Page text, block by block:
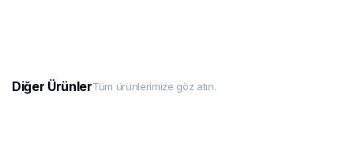
Diğer ÜrünlerTüm ürünlerimize göz atın.